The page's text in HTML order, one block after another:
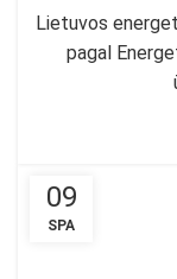
Lietuvos
pagal
09
SPA